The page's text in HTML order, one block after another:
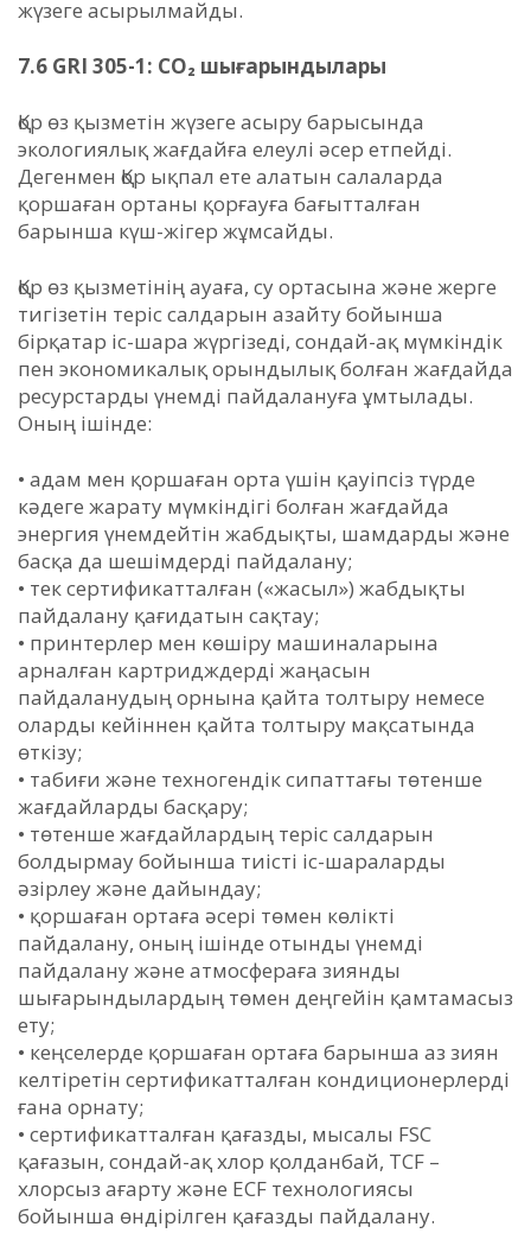
жүзеге асырылмайды.
7.6 GRI 305-1: СО₂ шығарындылары
Қор өз қызметін жүзеге асыру барысында
экологиялық жағдайға елеулі әсер етпейді.
Дегенмен Қор ықпал ете алатын салаларда
қоршаған ортаны қорғауға бағытталған
барынша күш-жігер жұмсайды.
Қор өз қызметінің ауаға, су ортасына және жерге
тигізетін теріс салдарын азайту бойынша
бірқатар іс-шара жүргізеді, сондай-ақ мүмкіндік
пен экономикалық орындылық болған жағдайда
ресурстарды үнемді пайдалануға ұмтылады.
Оның ішінде:
• адам мен қоршаған орта үшін қауіпсіз түрде
кәдеге жарату мүмкіндігі болған жағдайда
энергия үнемдейтін жабдықты, шамдарды және
басқа да шешімдерді пайдалану;
• тек сертификатталған («жасыл») жабдықты
пайдалану қағидатын сақтау;
• принтерлер мен көшіру машиналарына
арналған картридждерді жаңасын
пайдаланудың орнына қайта толтыру немесе
оларды кейіннен қайта толтыру мақсатында
өткізу;
• табиғи және техногендік сипаттағы төтенше
жағдайларды басқару;
• төтенше жағдайлардың теріс салдарын
болдырмау бойынша тиісті іс-шараларды
әзірлеу және дайындау;
• қоршаған ортаға әсері төмен көлікті
пайдалану, оның ішінде отынды үнемді
пайдалану және атмосфераға зиянды
шығарындылардың төмен деңгейін қамтамасыз
ету;
• кеңселерде қоршаған ортаға барынша аз зиян
келтіретін сертификатталған кондиционерлерді
ғана орнату;
• сертификатталған қағазды, мысалы FSC
қағазын, сондай-ақ хлор қолданбай, TCF –
хлорсыз ағарту және ECF технологиясы
бойынша өндірілген қағазды пайдалану.